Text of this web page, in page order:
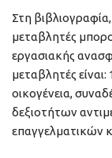
Στη
μεταβλητές
εργασιακής
μεταβλητές
οικογένεια,
δεξιοτήτων
επαγγελματικών